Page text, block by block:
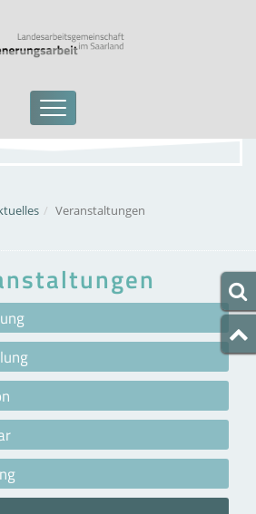
Veranstaltungen